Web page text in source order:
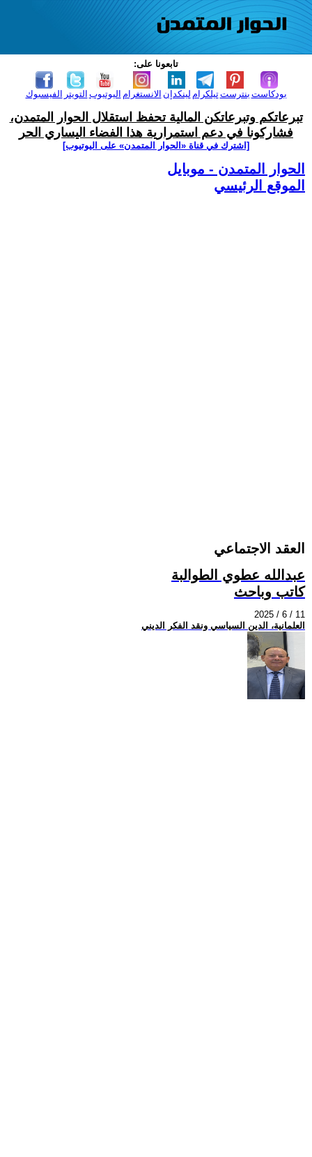
تابعونا على:
الفيسبوك التويتر اليوتيوب الانستغرام لينكدإن تيلكرامبنترست بودكاست
تبرعاتكم وتبرعاتكن المالية تحفظ استقلال الحوار المتمدن،
فشاركونا في دعم استمرارية هذا الفضاء اليساري الحر
[اشترك في قناة ‫«الحوار المتمدن» على اليوتيوب]
الحوار المتمدن - موبايل
الموقع الرئيسي
العقد الاجتماعي
عبدالله عطوي الطوالبة
كاتب وباحث
2025 / 6 / 11
العلمانية، الدين السياسي ونقد الفكر الديني